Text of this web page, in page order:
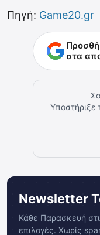
Πηγή: Game20.gr
στα
Υποστήριξε
Newsletter
Κάθε Παρασκευή
επιλογές. Χωρίς